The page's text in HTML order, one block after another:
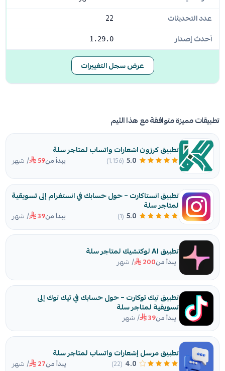
عدد التحديثات
22
أحدث إصدار
1.29.0
عرض سجل التغييرات
تطبيقات مميزة متوافقة مع هذا الثيم
تطبيق كرزون اشعارات واتساب لمتاجر سلة
5.0 (1٬156) يبدأ من59 / شهر
تطبيق انستاكارت – حول حسابك في انستغرام إلى تسويقية
لمتاجر سلة
5.0
(1) يبدأ من39 / شهر
تطبيق AI لوكتشيك لمتاجر سلة
يبدأ من200 / شهر
تطبيق تيك توكارت – حول حسابك في تيك توك إلى
تسويقية لمتاجر سلة
يبدأ من39 / شهر
تطبيق مرسل إشعارات واتساب لمتاجر سلة
4.0
(22) يبدأ من27 / شهر